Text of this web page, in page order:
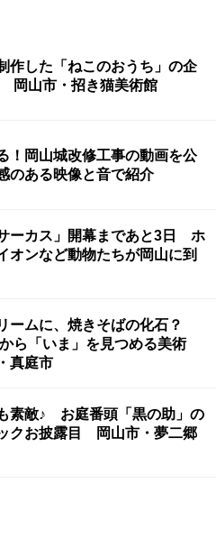
作した「ねこのおうち」の企
山市・招き猫美術館
！岡山城改修工事の動画を公
のある映像と音で紹介
サーカス」開幕まであと3日 ホ
オンなど動物たちが岡山に到
ームに、焼きそばの化石？
ら「いま」を見つめる美術
真庭市
素敵♪ お庭番頭「黒の助」の
クお披露目 岡山市・夢二郷